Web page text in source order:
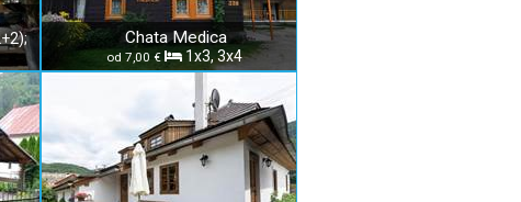
Chata Medica
od 7,00 € 1x3, 3x4